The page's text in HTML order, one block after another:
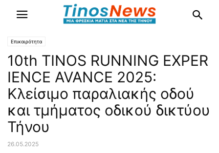
Επικαιρότητα
10th TINOS RUNNING EXPER
IENCE AVANCE 2025:
Κλείσιμο παραλιακής οδού
και τμήματος οδικού δικτύου
Τήνου
26.05.2025